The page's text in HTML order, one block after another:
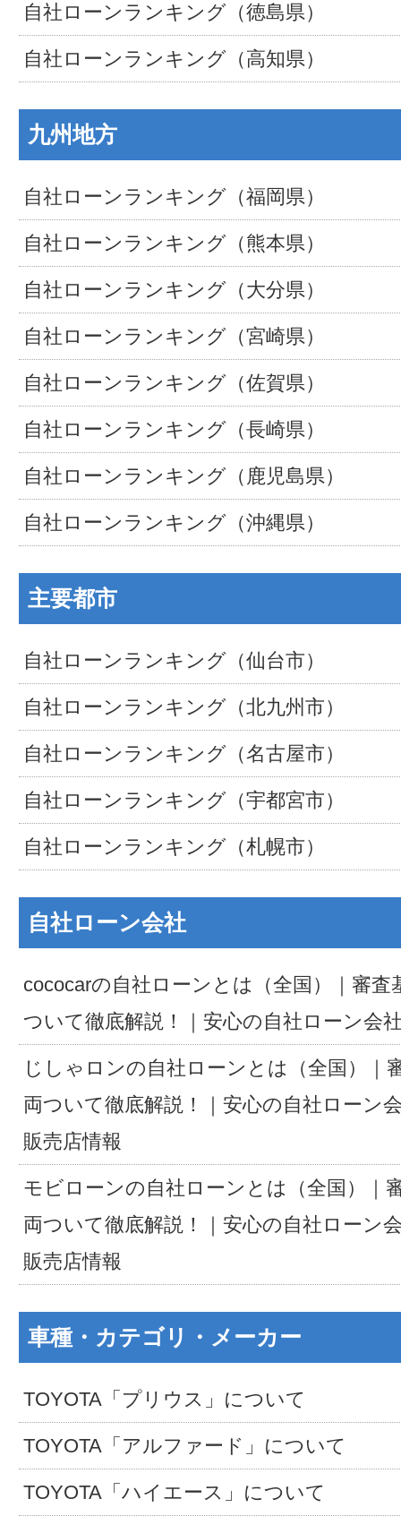
自社ローンランキング（徳島県）
自社ローンランキング（高知県）
九州地方
自社ローンランキング（福岡県）
自社ローンランキング（熊本県）
自社ローンランキング（大分県）
自社ローンランキング（宮崎県）
自社ローンランキング（佐賀県）
自社ローンランキング（長崎県）
自社ローンランキング（鹿児島県）
自社ローンランキング（沖縄県）
主要都市
自社ローンランキング（仙台市）
自社ローンランキング（北九州市）
自社ローンランキング（名古屋市）
自社ローンランキング（宇都宮市）
自社ローンランキング（札幌市）
自社ローン会社
cococarの自社ローンとは（全国）｜審査
ついて徹底解説！｜安心の自社ローン会
じしゃロンの自社ローンとは（全国）｜
両ついて徹底解説！｜安心の自社ローン
販売店情報
モビローンの自社ローンとは（全国）｜
両ついて徹底解説！｜安心の自社ローン
販売店情報
車種・カテゴリ・メーカー
TOYOTA「プリウス」について
TOYOTA「アルファード」について
TOYOTA「ハイエース」について